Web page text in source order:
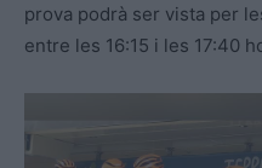
prova podrà ser vista per
entre les 16:15 i les 17:40